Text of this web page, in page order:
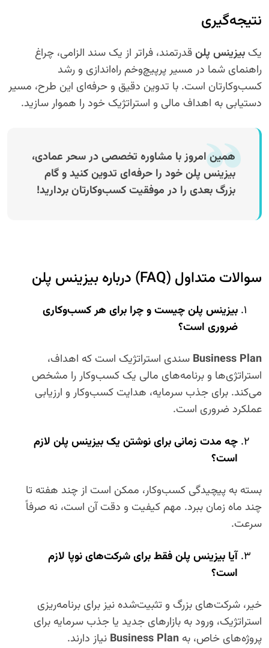
نتیجه‌گیری
یک بیزینس پلنقدرتمند، فراتر از یک سند الزامی، چراغ
راهنمای شما در مسیر پرپیچ‌وخم راه‌اندازی و رشد
کسب‌وکارتان است. با تدوین دقیق و حرفه‌ای این طرح، مسیر
دستیابی به اهداف مالی و استراتژیک خود را هموار سازید.
همین امروز با مشاوره تخصصی در سحر عمادی،
بیزینس پلن خود را حرفه‌ای تدوین کنید و گام
بزرگ بعدی را در موفقیت کسب‌وکارتان بردارید!
سوالات متداول (FAQ) درباره بیزینس پلن
بیزینس پلن چیست و چرا برای هر کسب‌وکاری
ضروری است؟
Business Plan سندی استراتژیک است که اهداف،
استراتژی‌ها و برنامه‌های مالی یک کسب‌وکار را مشخص
می‌کند. برای جذب سرمایه، هدایت کسب‌وکار و ارزیابی
عملکرد ضروری است.
چه مدت زمانی برای نوشتن یک بیزینس پلن لازم
است؟
بسته به پیچیدگی کسب‌وکار، ممکن است از چند هفته تا
چند ماه زمان ببرد. مهم کیفیت و دقت آن است، نه صرفاً
سرعت.
آیا بیزینس پلن فقط برای شرکت‌های نوپا لازم
است؟
خیر، شرکت‌های بزرگ و تثبیت‌شده نیز برای برنامه‌ریزی
استراتژیک، ورود به بازارهای جدید یا جذب سرمایه برای
پروژه‌های خاص، به Business Plan نیاز دارند.